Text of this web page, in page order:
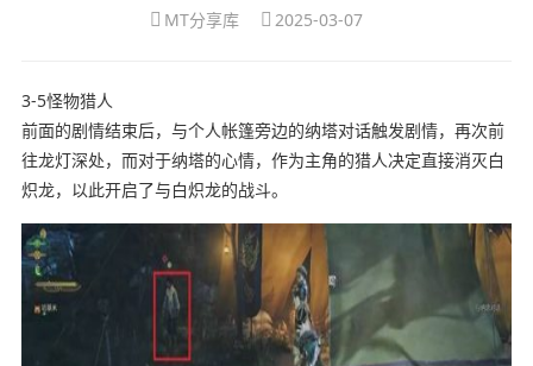
MT分享库 2025-03-07
3-5怪物猎人
前面的剧情结束后，与个人帐篷旁边的纳塔对话触发剧情，再次前
往龙灯深处，而对于纳塔的心情，作为主角的猎人决定直接消灭白
炽龙，以此开启了与白炽龙的战斗。